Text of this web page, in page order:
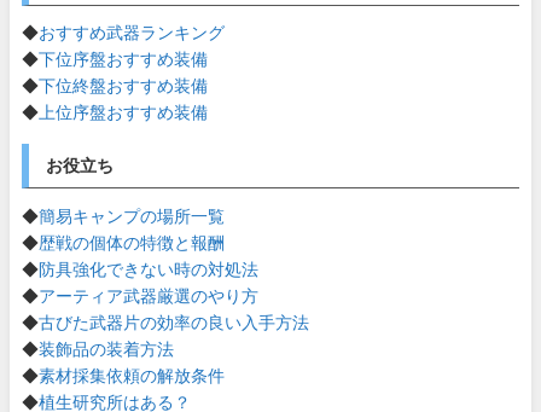
◆おすすめ武器ランキング
◆下位序盤おすすめ装備
◆下位終盤おすすめ装備
◆ 上位序盤おすすめ装備
お役立ち
◆簡易キャンプの場所一覧
◆歴戦の個体の特徴と報酬
◆防具強化できない時の対処法
◆アーティア武器厳選のやり方
◆古びた武器片の効率の良い入手方法
◆装飾品の装着方法
◆素材採集依頼の解放条件
◆植生研究所はある？